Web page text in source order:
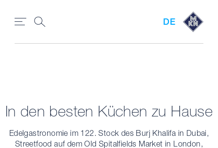
DE
In den besten Küchen zu Hause
Edelgastronomie im 122. Stock des Burj Khalifa in Dubai,
Streetfood auf dem Old Spitalfields Market in London,